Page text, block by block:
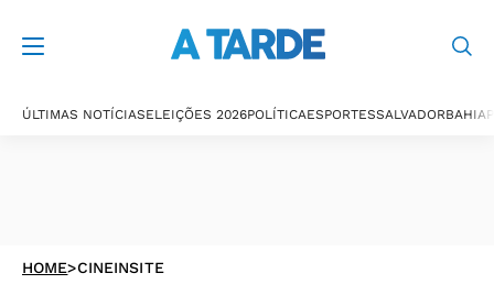
ÚLTIMAS NOTÍCIASELEIÇÕES 2026POLÍTICAESPORTESSALVADORBAHIA
HOME>CINEINSITE